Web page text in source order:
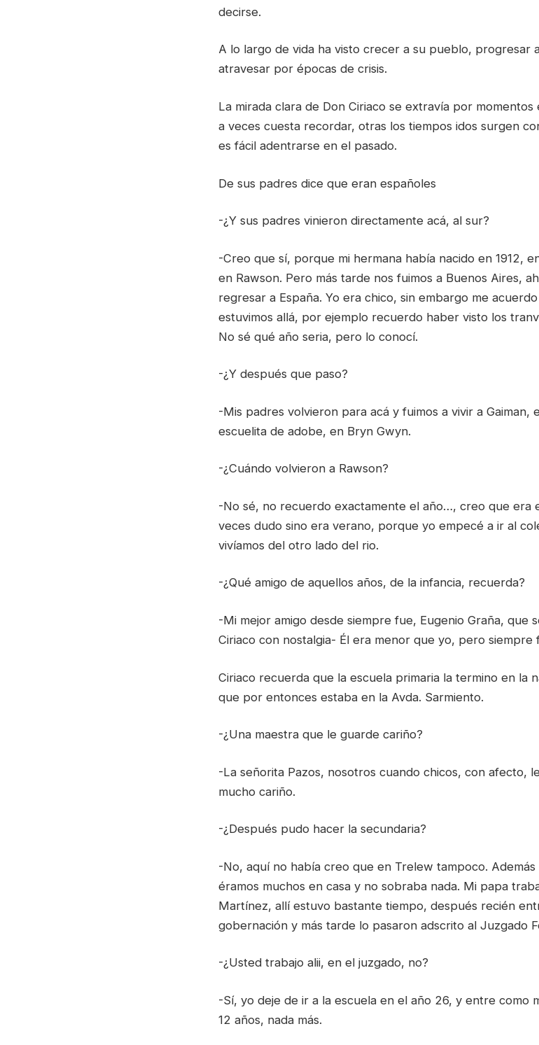
decirse.
A lo largo de vida ha visto crecer a su pueblo, progresar
atravesar por épocas de crisis.
La mirada clara de Don Ciriaco se extravía por
a veces cuesta recordar, otras los tiempos idos surgen
es fácil adentrarse en el pasado.
De sus padres dice que eran españoles
-¿Y sus padres vinieron directamente acá, al sur?
-Creo que sí, porque mi hermana había nacido en 1912,
en Rawson. Pero más tarde nos fuimos a Buenos Aires,
regresar a España. Yo era chico, sin embargo me
estuvimos allá, por ejemplo recuerdo haber visto los
No sé qué año seria, pero lo conocí.
-¿Y después que paso?
-Mis padres volvieron para acá y fuimos a vivir a Gaiman,
escuelita de adobe, en Bryn Gwyn.
-¿Cuándo volvieron a Rawson?
-No sé, no recuerdo exactamente el año…, creo que era
veces dudo sino era verano, porque yo empecé a ir al
vivíamos del otro lado del rio.
-¿Qué amigo de aquellos años, de la infancia, recuerda?
-Mi mejor amigo desde siempre fue, Eugenio Graña,
Ciriaco con nostalgia- Él era menor que yo, pero siempre
Ciriaco recuerda que la escuela primaria la termino en la
que por entonces estaba en la Avda. Sarmiento.
-¿Una maestra que le guarde cariño?
-La señorita Pazos, nosotros cuando chicos, con afecto,
mucho cariño.
-¿Después pudo hacer la secundaria?
-No, aquí no había creo que en Trelew tampoco.
éramos muchos en casa y no sobraba nada. Mi papa
Martínez, allí estuvo bastante tiempo, después recién
gobernación y más tarde lo pasaron adscrito al Juzgado
-¿Usted trabajo alii, en el juzgado, no?
-Sí, yo deje de ir a la escuela en el año 26, y entre como
12 años, nada más.